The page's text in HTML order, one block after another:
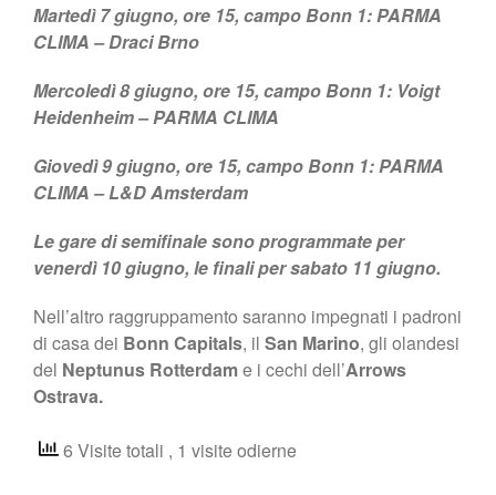
Martedì 7 giugno, ore 15, campo Bonn 1: PARMA
CLIMA – Draci Brno
Mercoledì 8 giugno, ore 15, campo Bonn 1: Voigt
Heidenheim – PARMA CLIMA
Giovedì 9 giugno, ore 15, campo Bonn 1: PARMA
CLIMA – L&D Amsterdam
Le gare di semifinale sono programmate per
venerdì 10 giugno, le finali per sabato 11 giugno.
Nell’altro raggruppamento saranno impegnati i padroni
di casa dei Bonn Capitals, il San Marino, gli olandesi
del Neptunus Rotterdame i cechi dell’Arrows
Ostrava.
6 Visite totali , 1 visite odierne